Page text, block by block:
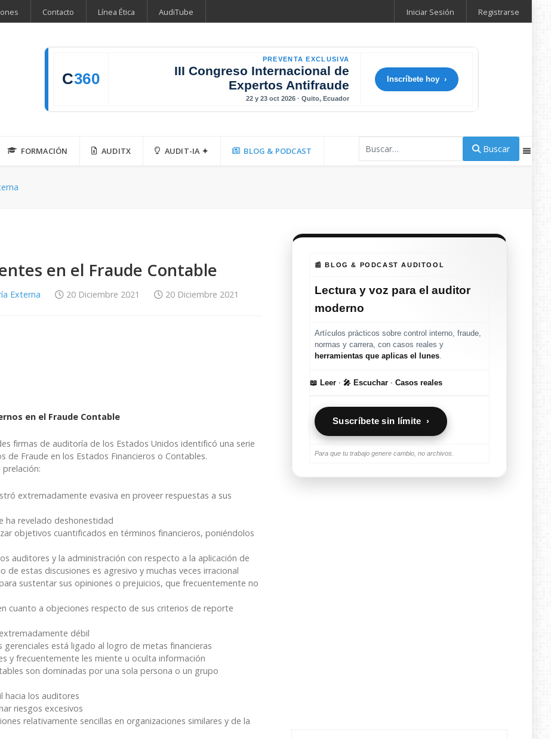
Contacto Línea Ética AudiTube Iniciar Sesión Registrarse
C360
PREVENTA EXCLUSIVA
III Congreso Internacional de
Expertos Antifraude
22 y 23 oct 2026 · Quito, Ecuador
Inscríbete hoy ›
FORMACIÓN AUDITX AUDIT-IA ✦ BLOG & PODCAST Buscar
en el Fraude Contable
Externa 20 Diciembre 2021 20 Diciembre 2021
en el Fraude Contable
firmas de auditoría de los Estados Unidos identificó una serie
Fraude en los Estados Financieros o Contables.
extremadamente evasiva en proveer respuestas a sus
ha revelado deshonestidad
objetivos cuantificados en términos financieros, poniéndolos
auditores y la administración con respecto a la aplicación de
estas discusiones es agresivo y muchas veces irracional
sustentar sus opiniones o prejuicios, que frecuentemente no
cuanto a objeciones respecto de sus criterios de reporte
débil
está ligado al logro de metas financieras
y frecuentemente les miente u oculta información
son dominadas por una sola persona o un grupo
hacia los auditores
riesgos excesivos
relativamente sencillas en organizaciones similares y de la
📰 BLOG & PODCAST AUDITOOL
Lectura y voz para el auditor
moderno
Artículos prácticos sobre control interno, fraude,
normas y carrera, con casos reales y
herramientas que aplicas el lunes
📖 Leer · 🎤 Escuchar · Casos reales
Suscríbete sin límite ›
Para que tu trabajo genere cambio, no archivos.